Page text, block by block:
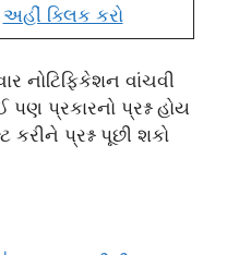
અહીં ક્લિક કરો
નોટિફિકેશન વાંચવી
પણ પ્રકારનો પ્રશ્ન હોય
કરીને પ્રશ્ન પૂછી શકો